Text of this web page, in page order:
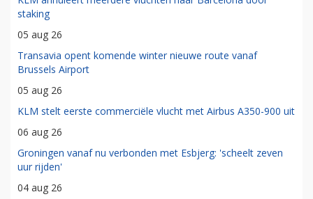
staking
05 aug 26
Transavia opent komende winter nieuwe route vanaf
Brussels Airport
05 aug 26
KLM stelt eerste commerciële vlucht met Airbus A350-900 uit
06 aug 26
Groningen vanaf nu verbonden met Esbjerg: 'scheelt zeven
uur rijden'
04 aug 26